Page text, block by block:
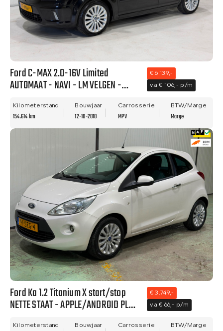
Ford C-MAX 2.0-16V Limited
AUTOMAAT - NAVI - LM VELGEN -
€ 6.139,-
v.a € 106,- p/m
Kilometerstand
154.614 km
Bouwjaar
12-10-2010
Carrosserie
MPV
BTW/Marge
Marge
Ford Ka 1.2 Titanium X start/stop
NETTE STAAT - APPLE/ANDROID PLAY
€ 3.749,-
v.a € 66,- p/m
Kilometerstand Bouwjaar Carrosserie BTW/Marge